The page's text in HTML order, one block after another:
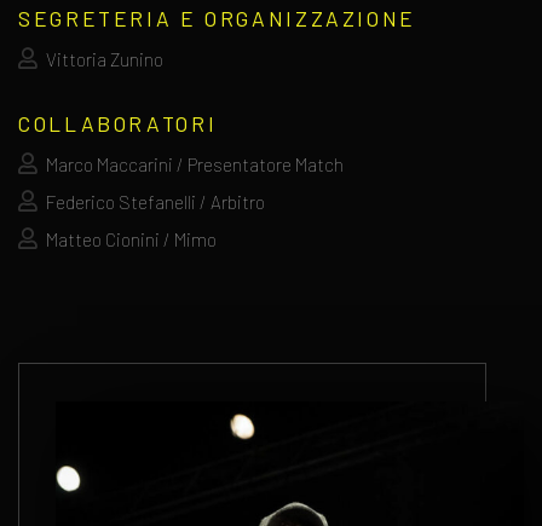
SEGRETERIA E ORGANIZZAZIONE
Vittoria Zunino
COLLABORATORI
Marco Maccarini / Presentatore Match
Federico Stefanelli / Arbitro
Matteo Cionini / Mimo